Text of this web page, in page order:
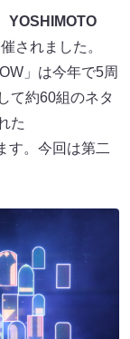
YOSHIMOTO
されました。
」は今年で5周
て約60組のネタ
た
す。今回は第二